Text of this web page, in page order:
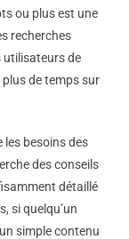
ou plus est une
recherches
utilisateurs de
de temps sur
les besoins des
des conseils
détaillé
si quelqu’un
simple contenu